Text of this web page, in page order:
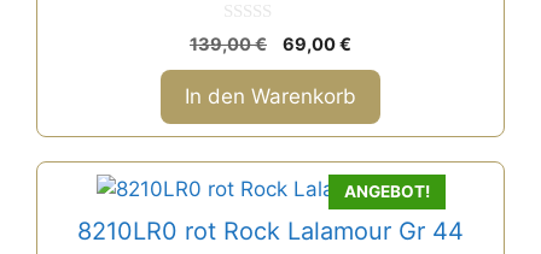
0
v
o
n
5
139,00€
Ursprünglicher
Preis
war:
139,00 €
69,00€
Preis
ist:
69,00 €.
In den Warenkorb
ANGEBOT!
8210LR0 rot Rock Lalamour Gr 44